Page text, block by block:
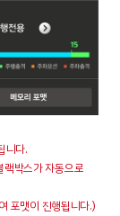
니다.
랙박스가 자동으로
포맷이 진행됩니다.)